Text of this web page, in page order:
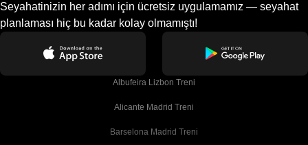
Seyahatinizin her adımı için ücretsiz uygulamamız — seyahat
planlaması hiç bu kadar kolay olmamıştı!
Albufeira Lizbon Treni
Alicante Madrid Treni
Barselona Madrid Treni